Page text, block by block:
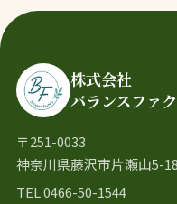
株式会社
バランスファ
〒251-0033
神奈川県藤沢市片瀬山5-
TEL 0466-50-1544